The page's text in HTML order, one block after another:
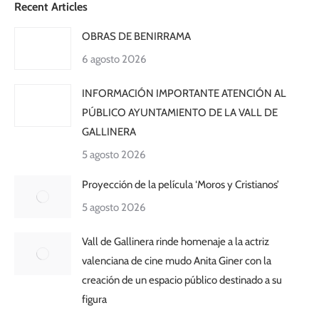
Recent Articles
OBRAS DE BENIRRAMA
6 agosto 2026
INFORMACIÓN IMPORTANTE ATENCIÓN AL
PÚBLICO AYUNTAMIENTO DE LA VALL DE
GALLINERA
5 agosto 2026
Proyección de la película ‘Moros y Cristianos’
5 agosto 2026
Vall de Gallinera rinde homenaje a la actriz
valenciana de cine mudo Anita Giner con la
creación de un espacio público destinado a su
figura